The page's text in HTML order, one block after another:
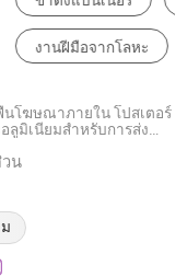
โฆษณาภายใน โปสเตอร์
ลูมิเนียมสำหรับการส่ง
น
Ltd.
าก 2025